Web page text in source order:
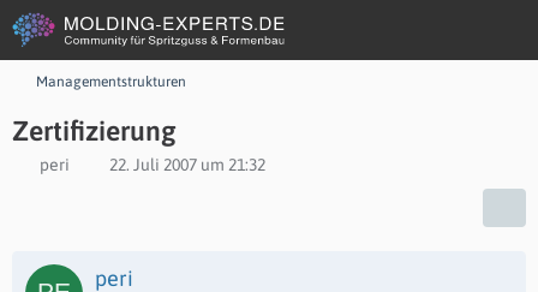
Managementstrukturen
Zertifizierung
peri 22. Juli 2007 um 21:32
peri